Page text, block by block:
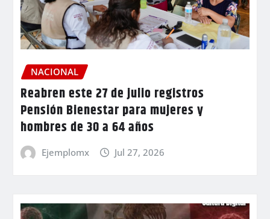
NACIONAL
Reabren este 27 de julio registros
Pensión Bienestar para mujeres y
hombres de 30 a 64 años
Ejemplomx Jul 27, 2026